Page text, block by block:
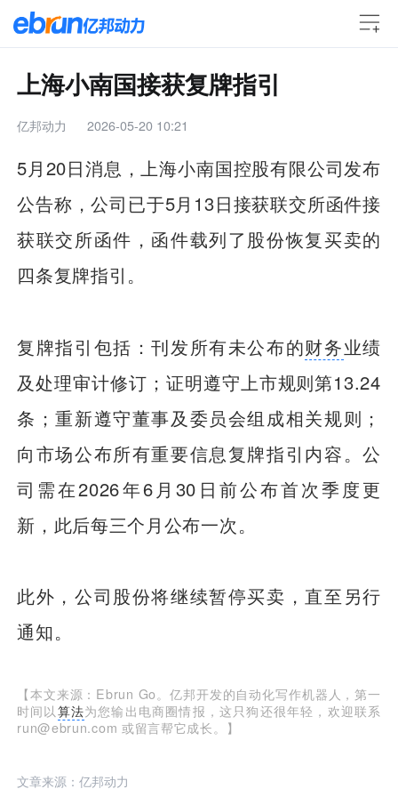
上海小南国接获复牌指引
亿邦动力 2026-05-20 10:21
5月20日消息，上海小南国控股有限公司发布
公告称，公司已于5月13日接获联交所函件接
获联交所函件，函件载列了股份恢复买卖的
四条复牌指引。
复牌指引包括：刊发所有未公布的财务业绩
及处理审计修订；证明遵守上市规则第13.24
条；重新遵守董事及委员会组成相关规则；
向市场公布所有重要信息复牌指引内容。公
司需在2026年6月30日前公布首次季度更
新，此后每三个月公布一次。
此外，公司股份将继续暂停买卖，直至另行
通知。
【本文来源：Ebrun Go。亿邦开发的自动化写作机器人，第一
时间以 算法为您输出电商圈情报，这只狗还很年轻，欢迎联系
run@ebrun.com 或留言帮它成长。】
文章来源：亿邦动力